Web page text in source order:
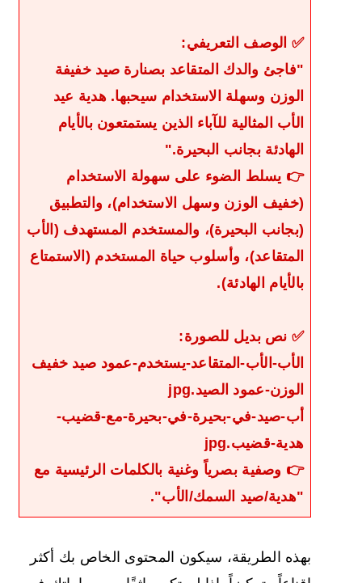
✅ الوصف التعريفي:
"فاجئ والدك المتقاعد بصنارة صيد خفيفة
الوزن وسهلة الاستخدام سيحبها. هدية عيد
الأب المثالية للآباء الذين يستمتعون بالأيام
الهادئة بجانب البحيرة."
👉 يسلط الضوء على سهولة الاستخدام
(خفيف الوزن وسهل الاستخدام)، والتطبيق
(بجانب البحيرة)، والمستخدم المستهدف (الأب
المتقاعد)، وأسلوب حياة المستخدم (الاستمتاع
بالأيام الهادئة).
✅ نص بديل للصورة:
الأب-الأب-المتقاعد-يستخدم-عمود صيد خفيف
الوزن-عمود الصيد.jpg
أب-صيد-في-بحيرة-في-بحيرة-مع-قضيب-
هدية-قضيب.jpg
👉 وصفية بصرياً وغنية بالكلمات الرئيسية مع
"هدية/صيد السمك/الأب".
بهذه الطريقة، سيكون المحتوى الخاص بك أكثر